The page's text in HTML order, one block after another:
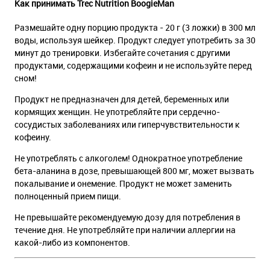
Как принимать Trec Nutrition BoogieMan
Размешайте одну порцию продукта - 20 г (3 ложки) в 300 мл
воды, используя шейкер. Продукт следует употребить за 30
минут до тренировки. Избегайте сочетания с другими
продуктами, содержащими кофеин и не используйте перед
сном!
Продукт не предназначен для детей, беременных или
кормящих женщин. Не употребляйте при сердечно-
сосудистых заболеваниях или гиперчувствительности к
кофеину.
Не употреблять с алкоголем! Однократное употребление
бета-аланина в дозе, превышающей 800 мг, может вызвать
покалывание и онемение. Продукт не может заменить
полноценный прием пищи.
Не превышайте рекомендуемую дозу для потребления в
течение дня. Не употребляйте при наличии аллергии на
какой-либо из компонентов.